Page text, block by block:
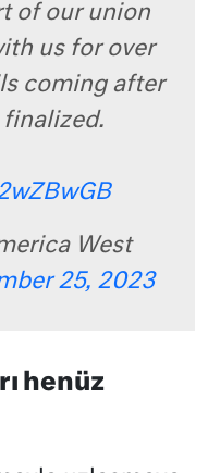
of our union
us for over
coming after
West
25, 2023
henüz